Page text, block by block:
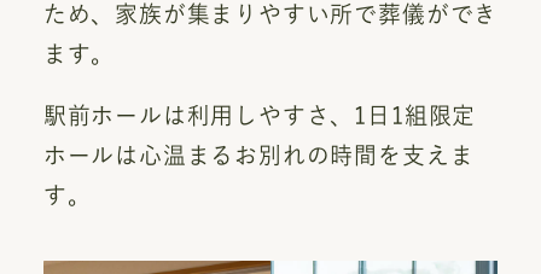
ため、家族が集まりやすい所で葬儀ができ
ます。
駅前ホールは利用しやすさ、1日1組限定
ホールは心温まるお別れの時間を支えま
す。